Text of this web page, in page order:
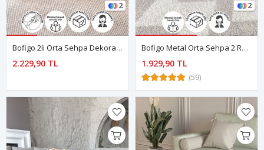
2
Bofigo 2li Orta Sehpa Dekoratif Sehpa Yan Sehpa Açelya Vizon Krem
2.229,90 TL
2
Bofigo Metal Orta Sehpa 2 Raflı Orta Sehpa Dekoratif Sehpa Nisa Çam
1.929,90 TL
(59)